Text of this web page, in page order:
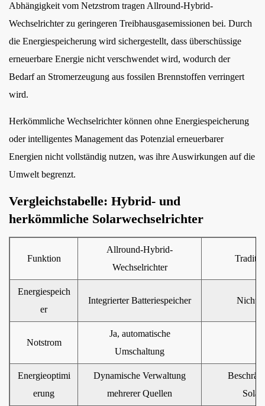
Abhängigkeit vom Netzstrom tragen Allround-Hybrid-
Wechselrichter zu geringeren Treibhausgasemissionen bei. Durch
die Energiespeicherung wird sichergestellt, dass überschüssige
erneuerbare Energie nicht verschwendet wird, wodurch der
Bedarf an Stromerzeugung aus fossilen Brennstoffen verringert
wird.
Herkömmliche Wechselrichter können ohne Energiespeicherung
oder intelligentes Management das Potenzial erneuerbarer
Energien nicht vollständig nutzen, was ihre Auswirkungen auf die
Umwelt begrenzt.
Vergleichstabelle: Hybrid- und
herkömmliche Solarwechselrichter
Funktion
Allround-Hybrid-
Wechselrichter
Energiespeich
er
Integrierter Batteriespeicher Nicht
Notstrom
Ja, automatische
Umschaltung
Energieoptimi
erung
Dynamische Verwaltung
mehrerer Quellen